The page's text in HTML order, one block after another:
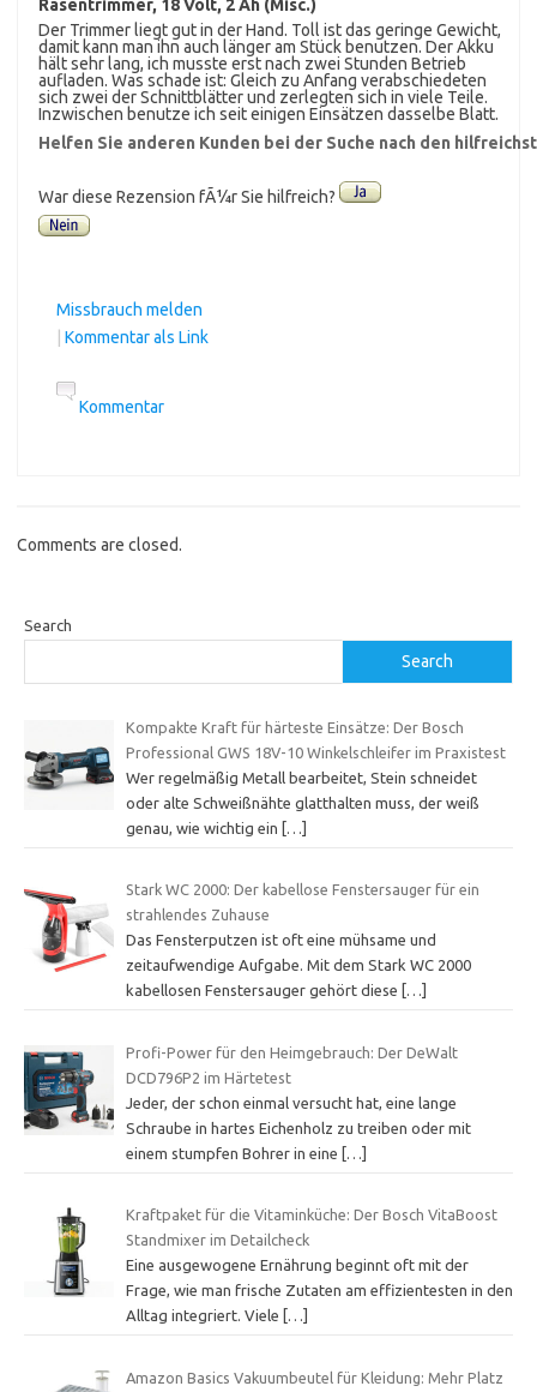
Rasentrimmer, 18 Volt, 2 Ah (Misc.)
Der Trimmer liegt gut in der Hand. Toll ist das geringe Gewicht,
damit kann man ihn auch länger am Stück benutzen. Der Akku
hält sehr lang, ich musste erst nach zwei Stunden Betrieb
aufladen. Was schade ist: Gleich zu Anfang verabschiedeten
sich zwei der Schnittblätter und zerlegten sich in viele Teile.
Inzwischen benutze ich seit einigen Einsätzen dasselbe Blatt.
Helfen Sie anderen Kunden bei der Suche nach den
War diese Rezension fÃ¼r Sie hilfreich?
Missbrauch melden
Kommentar als Link
Kommentar
Comments are closed.
Search
Search
Kompakte Kraft für härteste Einsätze: Der Bosch
Professional GWS 18V-10 Winkelschleifer im Praxistest
Wer regelmäßig Metall bearbeitet, Stein schneidet
oder alte Schweißnähte glatthalten muss, der weiß
genau, wie wichtig ein
[…]
Stark WC 2000: Der kabellose Fenstersauger für ein
strahlendes Zuhause
Das Fensterputzen ist oft eine mühsame und
zeitaufwendige Aufgabe. Mit dem Stark WC 2000
kabellosen Fenstersauger gehört diese
[…]
Profi-Power für den Heimgebrauch: Der DeWalt
DCD796P2 im Härtetest
Jeder, der schon einmal versucht hat, eine lange
Schraube in hartes Eichenholz zu treiben oder mit
einem stumpfen Bohrer in eine
[…]
Kraftpaket für die Vitaminküche: Der Bosch VitaBoost
Standmixer im Detailcheck
Eine ausgewogene Ernährung beginnt oft mit der
Frage, wie man frische Zutaten am effizientesten in den
Alltag integriert. Viele
[…]
Amazon Basics Vakuumbeutel für Kleidung: Mehr Platz